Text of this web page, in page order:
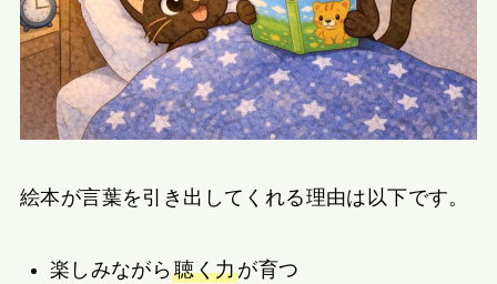
絵本が言葉を引き出してくれる理由は以下です。
楽しみながら聴く力が育つ